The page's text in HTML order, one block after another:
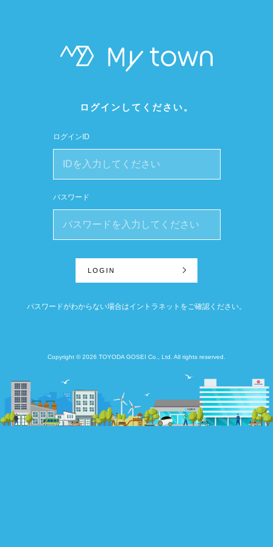
ログインしてください。
ログインID
パスワード
パスワードがわからない場合はイントラネットをご確認ください。
Copyright © 2026 TOYODA GOSEI Co., Ltd. All rights reserved.